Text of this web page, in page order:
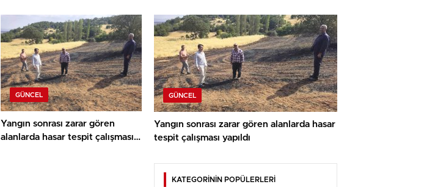
GÜNCEL
Yangın sonrası zarar gören
alanlarda hasar tespit çalışması
GÜNCEL
Yangın sonrası zarar gören alanlarda hasar
tespit çalışması yapıldı
KATEGORİNİN POPÜLERLERİ